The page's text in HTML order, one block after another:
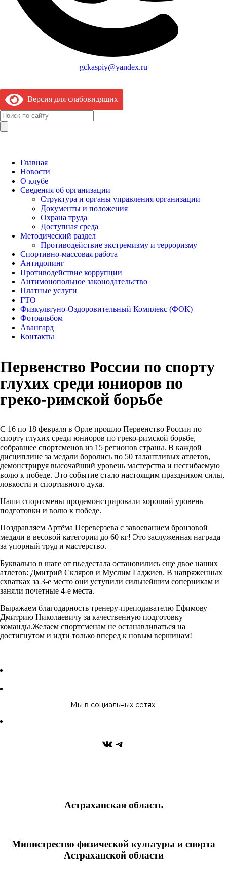
gckaspiy@yandex.ru
Версия для слабовидящих
Главная
Новости
О клубе
Сведения об организации
Структура и органы управления организации
Документы и положения
Охрана труда
Доступная среда
Методический раздел
Противодействие экстремизму и терроризму
Спортивно-массовая работа
Антидопинг
Противодействие коррупции
Антимонопольное законодательство
Платные услуги
ГТО
Физкультуно-Оздоровительный Комплекс (ФОК)
Фотоальбом
Авангард
Контакты
Первенство России по спорту
глухих среди юниоров по
греко-римской борьбе
С 16 по 18 февраля в Орле прошло Первенство России по
спорту глухих среди юниоров по греко-римской борьбе,
собравшее спортсменов из 15 регионов страны. В каждой
дисциплине за медали боролись по 50 талантливых атлетов,
демонстрируя высочайший уровень мастерства и несгибаемую
волю к победе. Это событие стало настоящим праздником силы,
ловкости и спортивного духа.
Наши спортсмены продемонстрировали хороший уровень
подготовки и волю к победе.
Поздравляем Артёма Переверзева с завоеванием бронзовой
медали в весовой категории до 60 кг! Это заслуженная награда
за упорный труд и мастерство.
Буквально в шаге от пьедестала остановились еще двое наших
атлетов: Дмитрий Скляров и Муслим Гаджиев. В напряженных
схватках за 3-е место они уступили сильнейшим соперникам и
заняли почетные 4-е места.
Выражаем благодарность тренеру-преподавателю Ефимову
Дмитрию Николаевичу за качественную подготовку
команды.Желаем спортсменам не останавливаться на
достигнутом и идти только вперед к новым вершинам!
Мы в социальных сетях:
Астраханская область
Министрество физической культуры и спорта
Астраханской области